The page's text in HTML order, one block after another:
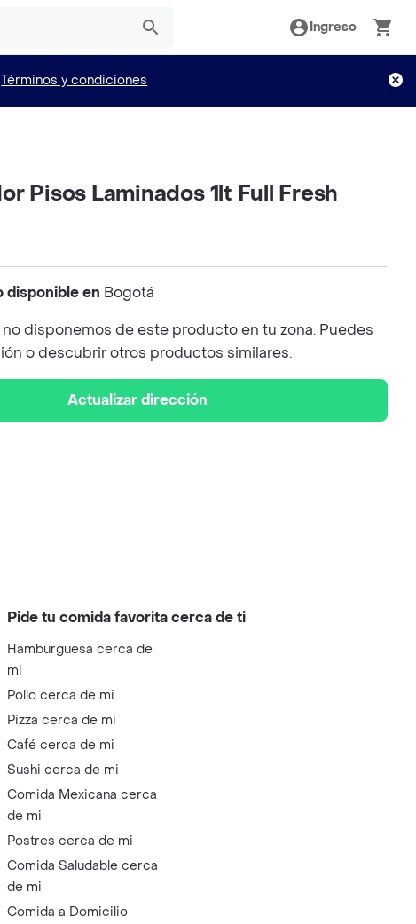
Ingreso
Términos y condiciones
Pisos Laminados 1lt Full Fresh
disponible en Bogotá
disponemos de este producto en tu zona. Puedes
o descubrir otros productos similares.
Actualizar dirección
Pide tu comida favorita cerca de ti
Hamburguesa cerca de
mi
Pollo cerca de mi
Pizza cerca de mi
Café cerca de mi
Sushi cerca de mi
Comida Mexicana cerca
de mi
Postres cerca de mi
Comida Saludable cerca
de mi
Comida a Domicilio